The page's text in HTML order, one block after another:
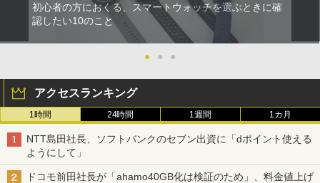
初心者の方におくる、スマートウォッチを選ぶときに確
認したい10のこと
● ● ●
アクセスランキング
1時間 24時間 1週間 1カ月
NTT島田社長、ソフトバンクのセブン出資に「dポイント使える
ようにして」
ドコモ前田社長が「ahamo40GB化は検証のため」、料金値上げ